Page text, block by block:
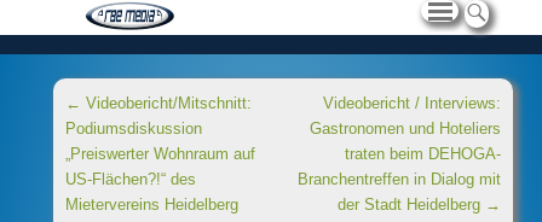
Beitragsnavigation
← Videobericht/Mitschnitt:
Podiumsdiskussion
„Preiswerter Wohnraum auf
US-Flächen?!“ des
Mietervereins Heidelberg
Videobericht / Interviews:
Gastronomen und Hoteliers
traten beim DEHOGA-
Branchentreffen in Dialog mit
der Stadt Heidelberg →